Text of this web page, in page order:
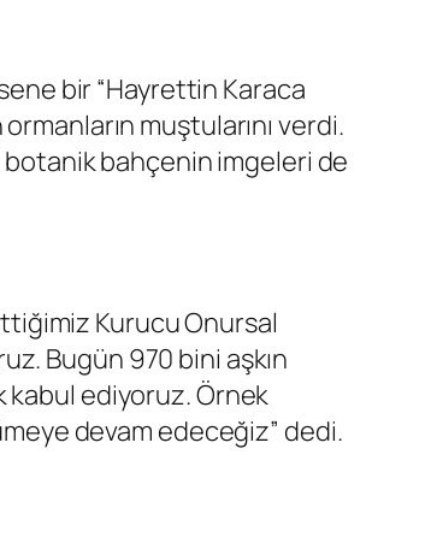
bir “Hayrettin Karaca
ormanların muştularını verdi.
botanik bahçenin imgeleri de
Kurucu Onursal
Bugün 970 bini aşkın
kabul ediyoruz. Örnek
devam edeceğiz” dedi.